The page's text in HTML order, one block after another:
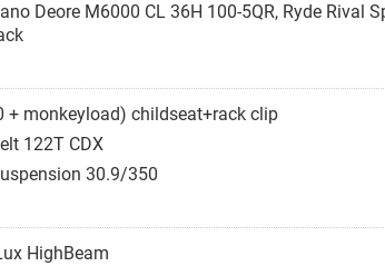
Deore M6000 CL 36H 100-5QR, Ryde Rival
+ monkeyload) childseat+rack clip
122T CDX
30.9/350
HighBeam